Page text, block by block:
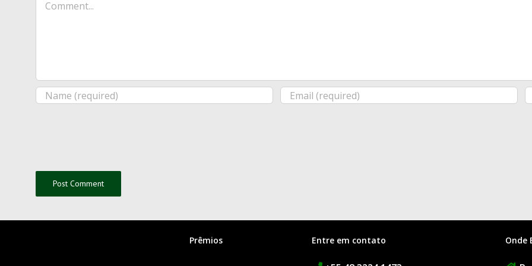
Prêmios Entre em contato Onde